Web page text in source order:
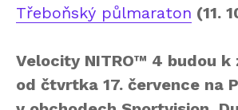
Třeboňský půlmaraton (11.
Velocity NITRO™ 4 budou k
od čtvrtka 17. července na